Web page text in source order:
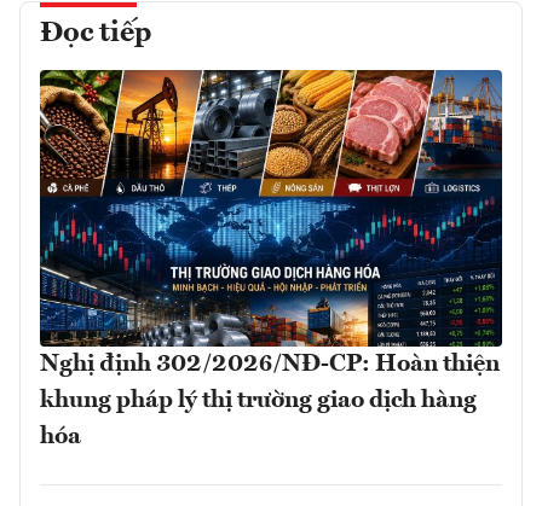
Đọc tiếp
Nghị định 302/2026/NĐ-CP: Hoàn thiện
khung pháp lý thị trường giao dịch hàng
hóa